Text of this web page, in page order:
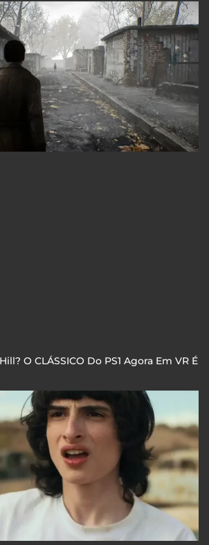
O CLÁSSICO Do PS1 Agora Em VR É